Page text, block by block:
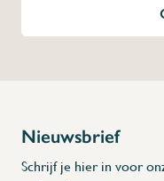
Nieuwsbrief
Schrijf je hier in voor